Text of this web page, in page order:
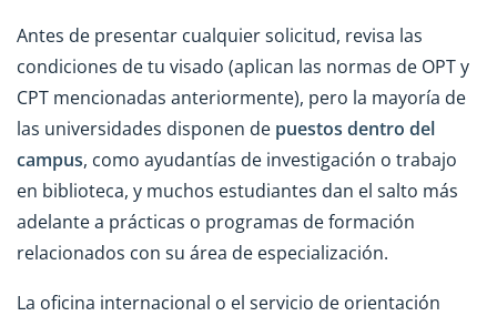
Antes de presentar cualquier solicitud, revisa las
condiciones de tu visado (aplican las normas de OPT y
CPT mencionadas anteriormente), pero la mayoría de
las universidades disponen de puestos dentro del
campus, como ayudantías de investigación o trabajo
en biblioteca, y muchos estudiantes dan el salto más
adelante a prácticas o programas de formación
relacionados con su área de especialización.
La oficina internacional o el servicio de orientación